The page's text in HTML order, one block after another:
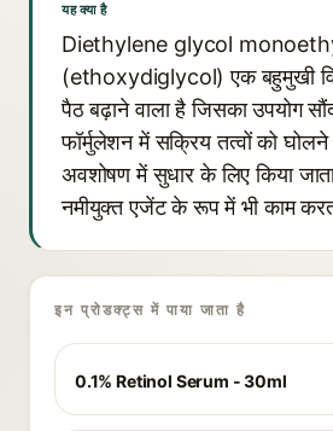
यह क्या है
Diethylene glycol
(ethoxydiglycol) एक बहुमुखी
पैठ बढ़ाने वाला है जिसका उपयोग
फॉर्मुलेशन में सक्रिय तत्वों को
अवशोषण में सुधार के लिए किया
नमीयुक्त एजेंट के रूप में भी काम
इन प्रोडक्ट्स में पाया जाता है
0.1% Retinol Serum - 30ml